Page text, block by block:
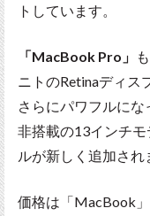
トしています。
「MacBook Pro」
ニトのRetinaディス
さらにパワフルに
非搭載の13インチ
ルが新しく追加され
価格は「MacBook」